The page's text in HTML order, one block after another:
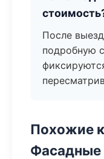
После
подробную
Похожие
Фасадные